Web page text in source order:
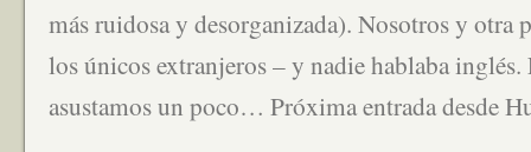
más ruidosa y desorganizada). Nosotros y otra
los únicos extranjeros – y nadie hablaba inglés.
asustamos un poco… Próxima entrada desde